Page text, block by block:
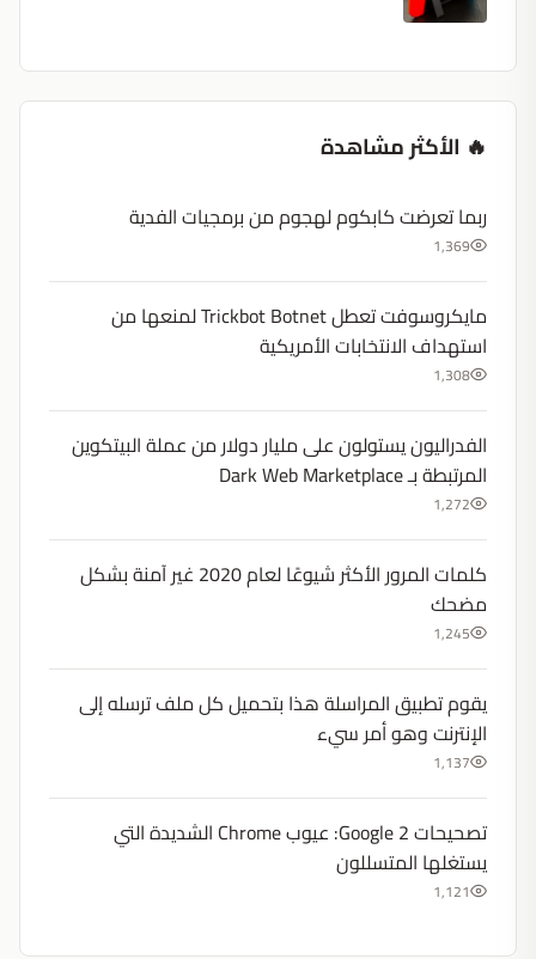
🔥 الأكثر مشاهدة
ربما تعرضت كابكوم لهجوم من برمجيات الفدية
1,369
مايكروسوفت تعطل Trickbot Botnet لمنعها من
استهداف الانتخابات الأمريكية
1,308
الفدراليون يستولون على مليار دولار من عملة البيتكوين
المرتبطة بـ Dark Web Marketplace
1,272
كلمات المرور الأكثر شيوعًا لعام 2020 غير آمنة بشكل
مضحك
1,245
يقوم تطبيق المراسلة هذا بتحميل كل ملف ترسله إلى
الإنترنت وهو أمر سيء
1,137
تصحيحات Google 2: عيوب Chrome الشديدة التي
يستغلها المتسللون
1,121